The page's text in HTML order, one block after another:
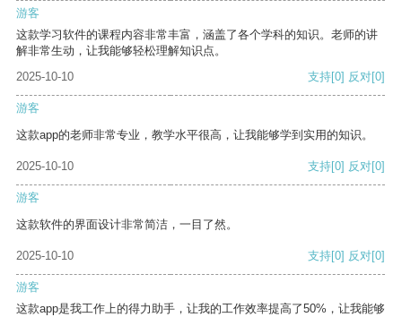
游客
这款学习软件的课程内容非常丰富，涵盖了各个学科的知识。老师的讲
解非常生动，让我能够轻松理解知识点。
2025-10-10
支持[0] 反对[0]
游客
这款app的老师非常专业，教学水平很高，让我能够学到实用的知识。
2025-10-10 支持[0] 反对[0]
游客
这款软件的界面设计非常简洁，一目了然。
2025-10-10 支持[0] 反对[0]
游客
这款app是我工作上的得力助手，让我的工作效率提高了50%，让我能够